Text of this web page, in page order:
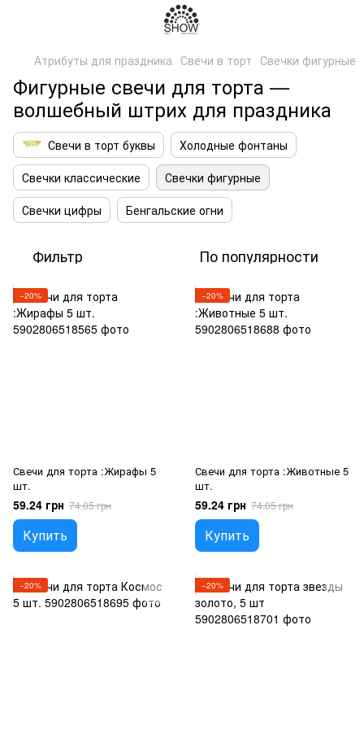
Атрибуты для праздника Свечи в торт Свечки фигурные
Фигурные свечи для торта —
волшебный штрих для праздника
Свечи в торт буквы
Холодные фонтаны
Свечки классические
Свечки фигурные
Свечки цифры
Бенгальские огни
Фильтр По популярности
−20%
Свечи для торта :Жирафы 5
шт.
59.24 грн 74.05 грн
Купить
−20%
Свечи для торта :Животные 5
шт.
59.24 грн 74.05 грн
Купить
−20% −20%